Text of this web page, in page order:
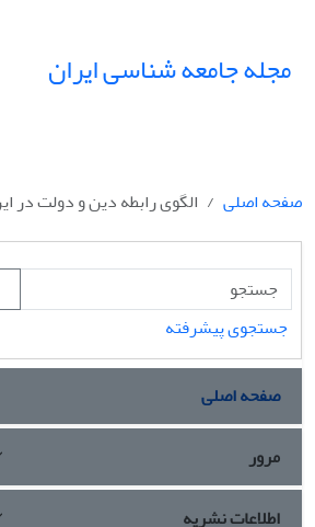
مجله جامعه شناسی ایران
صفحه اصلی الگوی رابطه دین و دولت در
جستجوی پیشرفته
صفحه اصلی
مرور
اطلاعات نشریه